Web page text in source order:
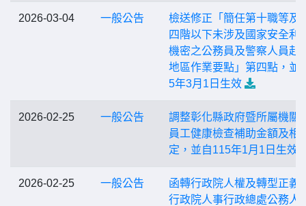
2026-03-04 一般公告
檢送修正「簡任第十職等及
四階以下未涉及國家安全利
機密之公務員及警察人員赴
地區作業要點」第四點，並
5年3月1日生效
2026-02-25 一般公告
調整彰化縣政府暨所屬機關
員工健康檢查補助金額及相
定，並自115年1月1日生效
2026-02-25 一般公告
函轉行政院人權及轉型正義
行政院人事行政總處公務人